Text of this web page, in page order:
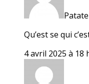
Qu’est se qui
4 avril 2025 à 18